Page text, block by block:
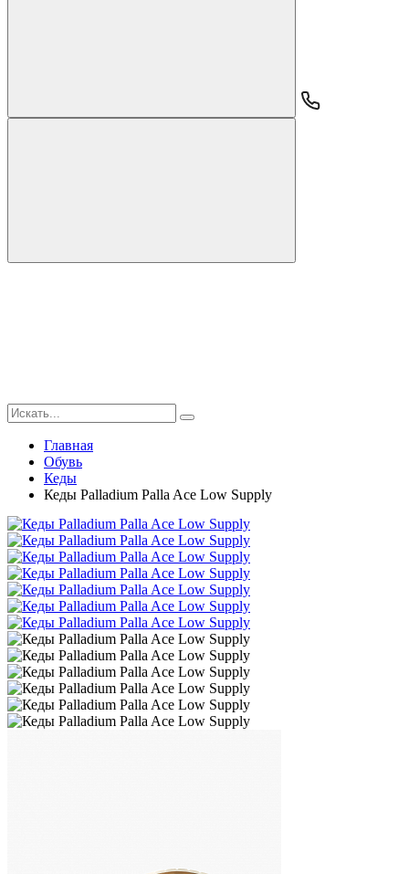
Главная
Обувь
Кеды
Кеды Palladium Palla Ace Low Supply